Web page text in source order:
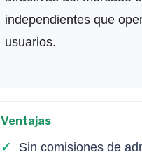
independientes que
usuarios.
Ventajas
Sin comisiones de